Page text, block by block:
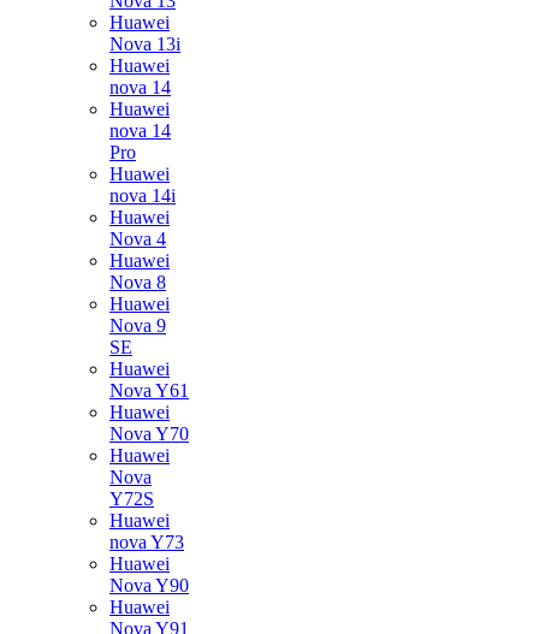
Huawei
Nova 13i
Huawei
nova 14
Huawei
nova 14
Pro
Huawei
nova 14i
Huawei
Nova 4
Huawei
Nova 8
Huawei
Nova 9
SE
Huawei
Nova Y61
Huawei
Nova Y70
Huawei
Nova
Y72S
Huawei
nova Y73
Huawei
Nova Y90
Huawei
Nova Y91